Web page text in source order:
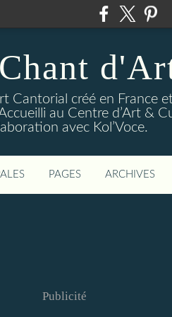
Cantorial créé en France
au Centre d’Art &
avec Kol’Voce.
PAGES ARCHIVES
Publicité